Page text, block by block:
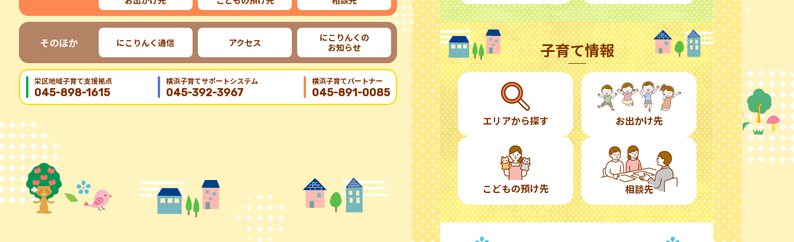
そのほか にこりんく通信 アクセス
にこりんくの
お知らせ
栄区地域⼦育て⽀援拠点
045-898-1615
横浜子育てサポートシステム
045-392-3967
横浜子育てパートナー
045-891-0085
子育て情報
エリアから探す お出かけ先
こどもの預け先 相談先